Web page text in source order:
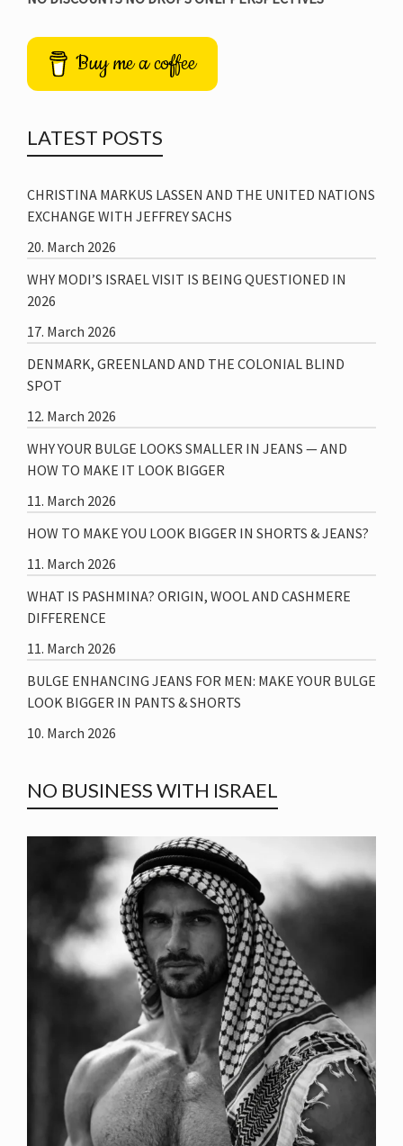
Buy me a coffee
LATEST POSTS
CHRISTINA MARKUS LASSEN AND THE UNITED NATIONS
EXCHANGE WITH JEFFREY SACHS
20. March 2026
WHY MODI’S ISRAEL VISIT IS BEING QUESTIONED IN
2026
17. March 2026
DENMARK, GREENLAND AND THE COLONIAL BLIND
SPOT
12. March 2026
WHY YOUR BULGE LOOKS SMALLER IN JEANS — AND
HOW TO MAKE IT LOOK BIGGER
11. March 2026
HOW TO MAKE YOU LOOK BIGGER IN SHORTS & JEANS?
11. March 2026
WHAT IS PASHMINA? ORIGIN, WOOL AND CASHMERE
DIFFERENCE
11. March 2026
BULGE ENHANCING JEANS FOR MEN: MAKE YOUR BULGE
LOOK BIGGER IN PANTS & SHORTS
10. March 2026
NO BUSINESS WITH ISRAEL